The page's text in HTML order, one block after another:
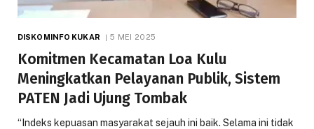
DISKOMINFO KUKAR 5 MEI 2025
Komitmen Kecamatan Loa Kulu
Meningkatkan Pelayanan Publik, Sistem
PATEN Jadi Ujung Tombak
“Indeks kepuasan masyarakat sejauh ini baik. Selama ini tidak